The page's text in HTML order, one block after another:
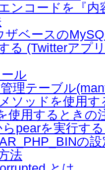
ンコードを『内
ザベースの
る (Twitterアプ
ル
理テーブル
ソッドを使用す
使用するときの
pearを実行す
の設
法